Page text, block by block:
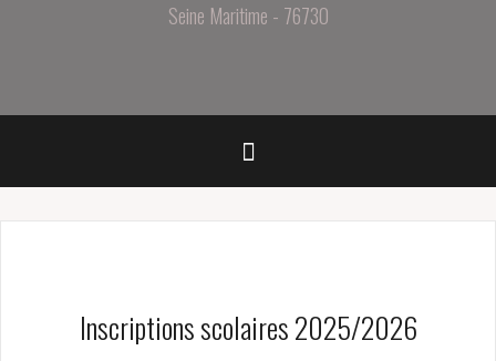
Seine Maritime - 76730
Inscriptions scolaires 2025/2026